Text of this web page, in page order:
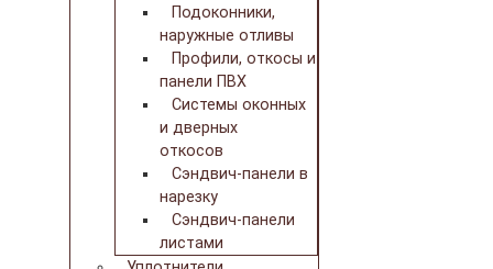
Подоконники,
наружные отливы
Профили, откосы и
панели ПВХ
Системы оконных
и дверных
откосов
Сэндвич-панели в
нарезку
Сэндвич-панели
листами